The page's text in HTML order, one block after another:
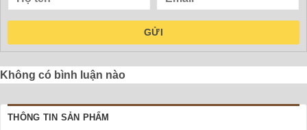
GỬI
Không có bình luận nào
THÔNG TIN SẢN PHẨM